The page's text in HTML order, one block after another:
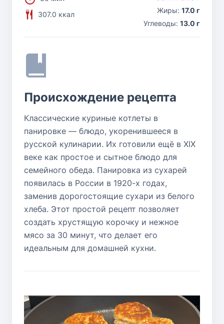
307.0 ккал
Жиры: 17.0 г
Углеводы: 13.0 г
Происхождение рецепта
Классические куриные котлеты в
панировке — блюдо, укоренившееся в
русской кулинарии. Их готовили ещё в XIX
веке как простое и сытное блюдо для
семейного обеда. Панировка из сухарей
появилась в России в 1920-х годах,
заменив дорогостоящие сухари из белого
хлеба. Этот простой рецепт позволяет
создать хрустящую корочку и нежное
мясо за 30 минут, что делает его
идеальным для домашней кухни.